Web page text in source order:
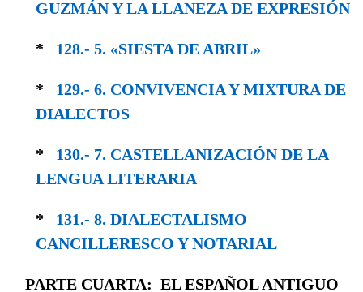
GUZMÁN Y LA LLANEZA DE EXPRESIÓN
* 128.- 5. «SIESTA DE ABRIL»
* 129.- 6. CONVIVENCIA Y MIXTURA DE
DIA­LECTOS
* 130.- 7. CASTELLANIZACIÓN DE LA
LENGUA LITERARIA
* 131.- 8. DIALECTALISMO
CANCILLERESCO Y NOTARIAL
PARTE CUARTA: EL ESPAÑOL ANTIGUO